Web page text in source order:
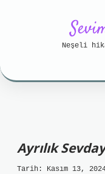
Neşeli
Ayrılık
Tarih: Kasım 13,